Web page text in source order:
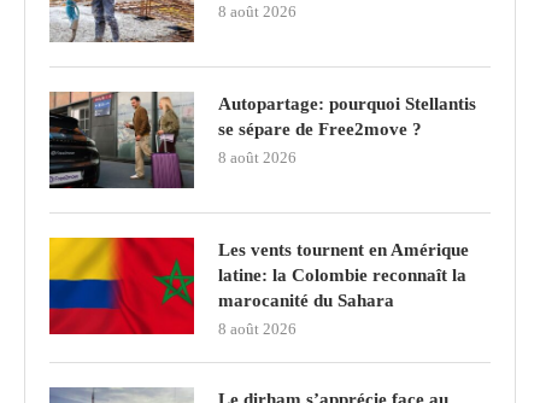
8 août 2026
Autopartage: pourquoi Stellantis
se sépare de Free2move ?
8 août 2026
Les vents tournent en Amérique
latine: la Colombie reconnaît la
marocanité du Sahara
8 août 2026
Le dirham s’apprécie face au